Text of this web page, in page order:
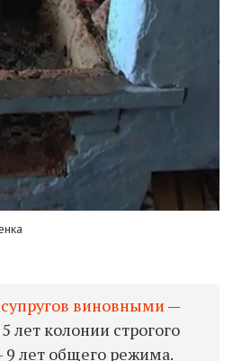
супругов виновными —
лет колонии строгого
лет общего режима.